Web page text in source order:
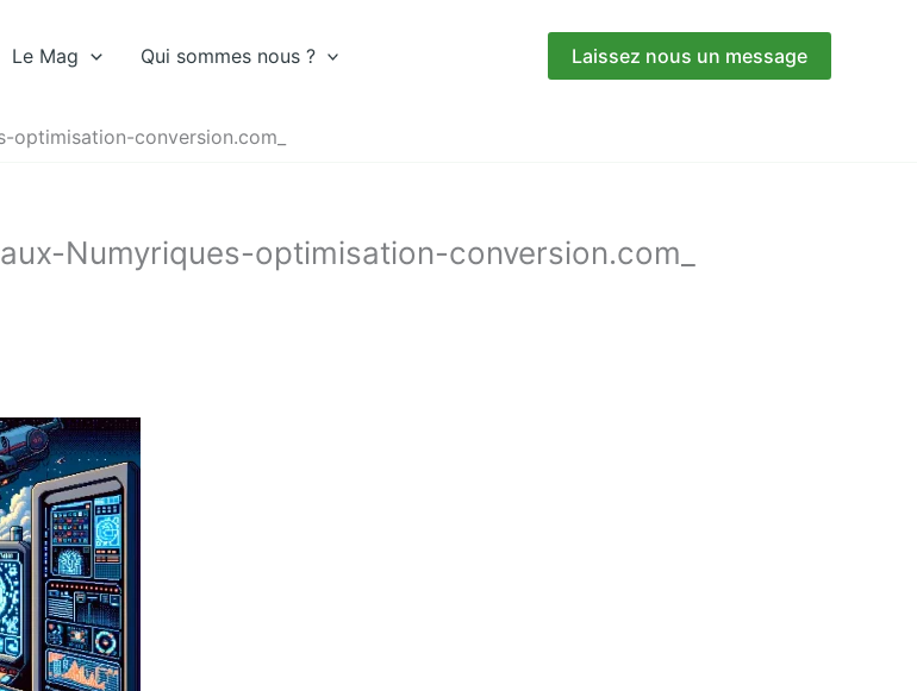
Le Mag Qui sommes nous ? Laissez nous un message
conversion.com_
Numyriques-optimisation-conversion.com_